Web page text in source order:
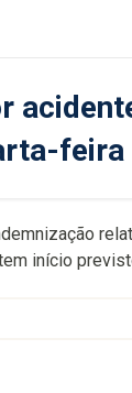
feira
início